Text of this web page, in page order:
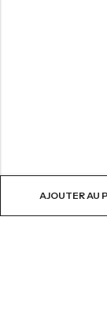
AJOUTER AU